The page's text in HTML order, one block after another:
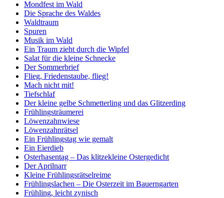
Mondfest im Wald
Die Sprache des Waldes
Waldtraum
Spuren
Musik im Wald
Ein Traum zieht durch die Wipfel
Salat für die kleine Schnecke
Der Sommerbrief
Flieg, Friedenstaube, flieg!
Mach nicht mit!
Tiefschlaf
Der kleine gelbe Schmetterling und das Glitzerding
Frühlingsträumerei
Löwenzahnwiese
Löwenzahnrätsel
Ein Frühlingstag wie gemalt
Ein Eierdieb
Osterhasentag – Das klitzekleine Ostergedicht
Der Aprilnarr
Kleine Frühlingsrätselreime
Frühlingslachen – Die Osterzeit im Bauerngarten
Frühling, leicht zynisch